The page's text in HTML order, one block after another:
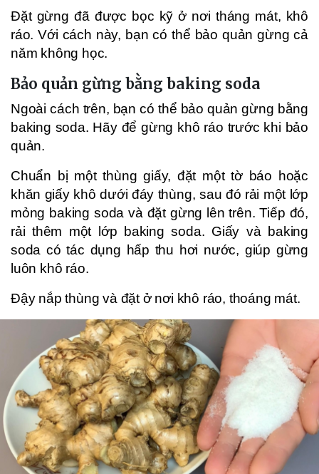
Đặt gừng đã được bọc kỹ ở nơi tháng mát, khô
ráo. Với cách này, bạn có thể bảo quản gừng cả
năm không học.
Bảo quản gừng bằng baking soda
Ngoài cách trên, bạn có thể bảo quản gừng bằng
baking soda. Hãy để gừng khô ráo trước khi bảo
quản.
Chuẩn bị một thùng giấy, đặt một tờ báo hoặc
khăn giấy khô dưới đáy thùng, sau đó rải một lớp
mỏng baking soda và đặt gừng lên trên. Tiếp đó,
rải thêm một lớp baking soda. Giấy và baking
soda có tác dụng hấp thu hơi nước, giúp gừng
luôn khô ráo.
Đậy nắp thùng và đặt ở nơi khô ráo, thoáng mát.